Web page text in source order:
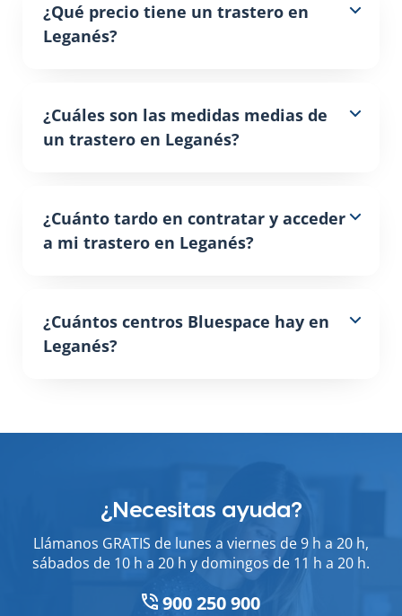
¿Qué precio tiene un trastero en
Leganés?
¿Cuáles son las medidas medias de
un trastero en Leganés?
¿Cuánto tardo en contratar y acceder
a mi trastero en Leganés?
¿Cuántos centros Bluespace hay en
Leganés?
¿Necesitas ayuda?
Llámanos GRATIS de lunes a viernes de 9 h a 20 h,
sábados de 10 h a 20 h y domingos de 11 h a 20 h.
900 250 900